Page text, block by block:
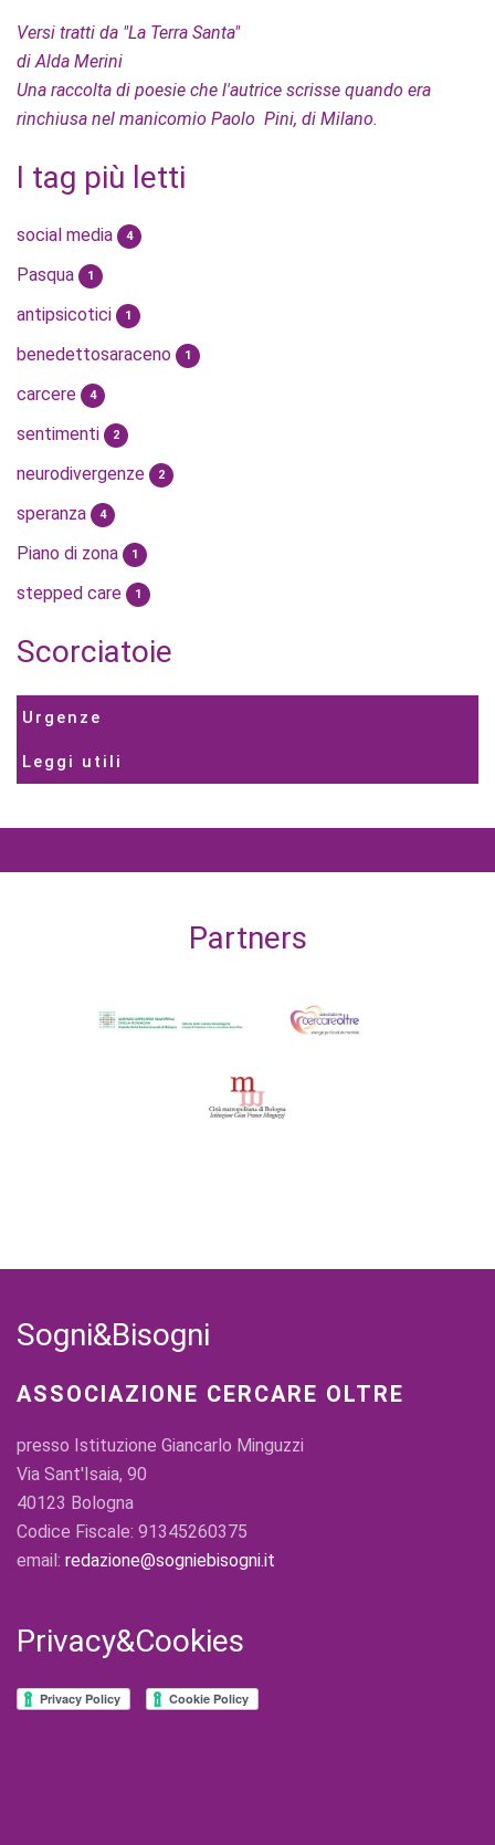
Versi tratti da "La Terra Santa"
di Alda Merini
Una raccolta di poesie che l'autrice scrisse quando era
rinchiusa nel manicomio Paolo Pini, di Milano.
I tag più letti
social media 4
Pasqua 1
antipsicotici 1
benedettosaraceno 1
carcere 4
sentimenti 2
neurodivergenze 2
speranza 4
Piano di zona 1
stepped care 1
Scorciatoie
Urgenze
Leggi utili
Partners
Sogni&Bisogni
ASSOCIAZIONE CERCARE OLTRE
presso Istituzione Giancarlo Minguzzi
Via Sant'Isaia, 90
40123 Bologna
Codice Fiscale: 91345260375
email: redazione@sogniebisogni.it
Privacy&Cookies